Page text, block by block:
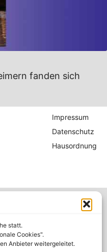
statt.
Cookies".
Anbieter weitergeleitet.
fanden sich
Impressum
Datenschutz
Hausordnung